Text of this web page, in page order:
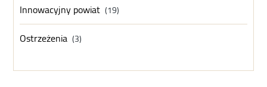
Innowacyjny powiat (19)
Ostrzeżenia (3)